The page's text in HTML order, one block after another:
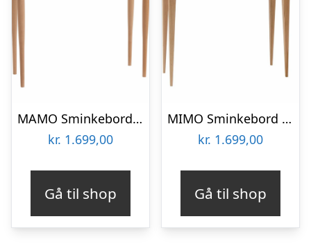
MAMO Sminkebord med spejl – 65x35cm Petrol Blå
kr. 1.699,00
Gå til shop
MIMO Sminkebord med spejl – 65x35cm Grafit
kr. 1.699,00
Gå til shop